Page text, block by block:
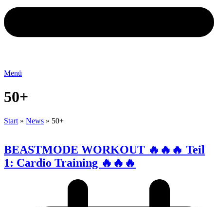
Menü
50+
Start » News » 50+
BEASTMODE WORKOUT 🔥🔥🔥 Teil
1: Cardio Training 🔥🔥🔥